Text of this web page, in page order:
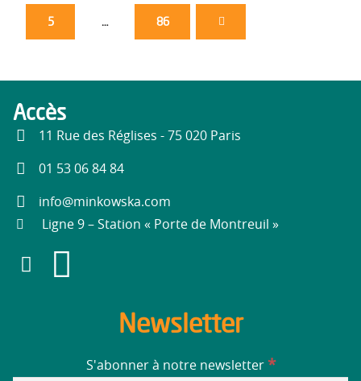
5 … 86
Accès
11 Rue des Réglises - 75 020 Paris
01 53 06 84 84
info@minkowska.com
Ligne 9 – Station « Porte de Montreuil »
Newsletter
S'abonner à notre newsletter *